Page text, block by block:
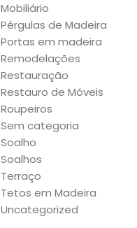
Mobiliário
Pérgulas de Madeira
Portas em madeira
Remodelações
Restauração
Restauro de Móveis
Roupeiros
Sem categoria
Soalho
Soalhos
Terraço
Tetos em Madeira
Uncategorized